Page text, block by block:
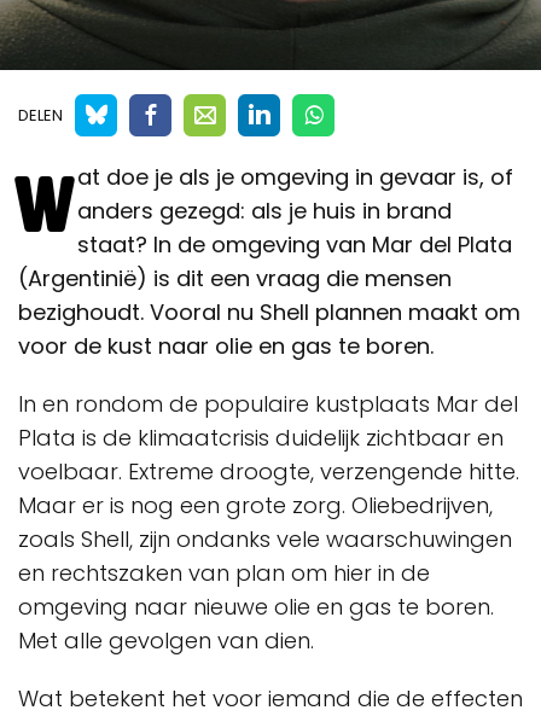
DELEN
Wat doe je als je omgeving in gevaar is, of
anders gezegd: als je huis in brand
staat? In de omgeving van Mar del Plata
(Argentinië) is dit een vraag die mensen
bezighoudt. Vooral nu Shell plannen maakt om
voor de kust naar olie en gas te boren.
In en rondom de populaire kustplaats Mar del
Plata is de klimaatcrisis duidelijk zichtbaar en
voelbaar. Extreme droogte, verzengende hitte.
Maar er is nog een grote zorg. Oliebedrijven,
zoals Shell, zijn ondanks vele waarschuwingen
en rechtszaken van plan om hier in de
omgeving naar nieuwe olie en gas te boren.
Met alle gevolgen van dien.
Wat betekent het voor iemand die de effecten